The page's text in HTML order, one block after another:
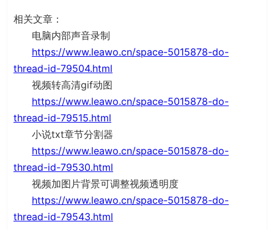
相关文章：
电脑内部声音录制
https://www.leawo.cn/space-5015878-do-
thread-id-79504.html
视频转高清gif动图
https://www.leawo.cn/space-5015878-do-
thread-id-79515.html
小说txt章节分割器
https://www.leawo.cn/space-5015878-do-
thread-id-79530.html
视频加图片背景可调整视频透明度
https://www.leawo.cn/space-5015878-do-
thread-id-79543.html